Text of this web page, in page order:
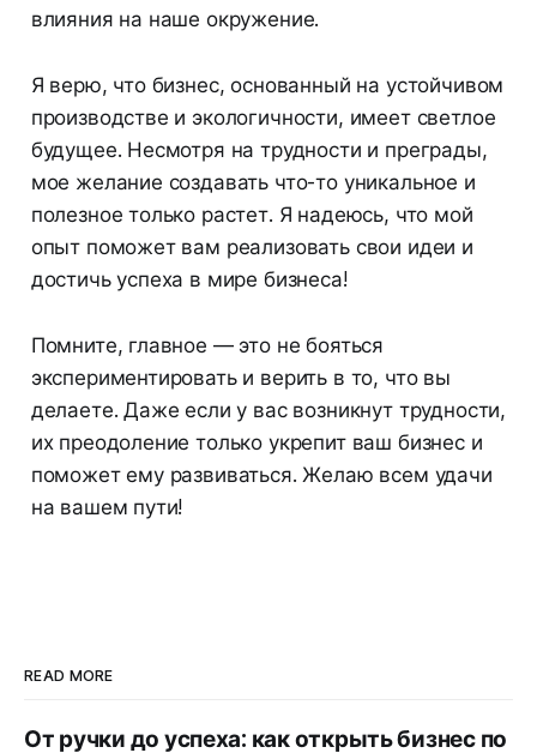
влияния на наше окружение.
Я верю, что бизнес, основанный на устойчивом
производстве и экологичности, имеет светлое
будущее. Несмотря на трудности и преграды,
мое желание создавать что-то уникальное и
полезное только растет. Я надеюсь, что мой
опыт поможет вам реализовать свои идеи и
достичь успеха в мире бизнеса!
Помните, главное — это не бояться
экспериментировать и верить в то, что вы
делаете. Даже если у вас возникнут трудности,
их преодоление только укрепит ваш бизнес и
поможет ему развиваться. Желаю всем удачи
на вашем пути!
READ MORE
От ручки до успеха: как открыть бизнес по